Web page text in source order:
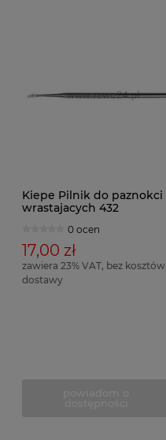
Kiepe Pilnik do paznokci
wrastajacych 432
0 ocen
17,00 zł
zawiera 23% VAT, bez kosztów
dostawy